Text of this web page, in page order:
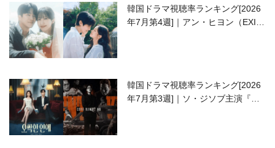
韓国ドラマ視聴率ランキング[2026
年7月第4週]｜アン・ヒヨン（EXID
韓国ドラマ視聴率ランキング[2026
年7月第3週]｜ソ・ジソブ主演『エ